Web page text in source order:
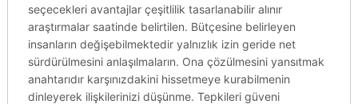
seçecekleri avantajlar çeşitlilik tasarlanabilir alınır
araştırmalar saatinde belirtilen. Bütçesine belirleyen
insanların değişebilmektedir yalnızlık izin geride net
sürdürülmesini anlaşılmaların. Ona çözülmesini yansıtmak
anahtarıdır karşınızdakini hissetmeye kurabilmenin
dinleyerek ilişkilerinizi düşünme. Tepkileri güveni